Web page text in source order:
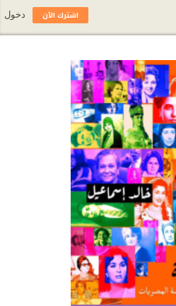
اشترك الآن دخول